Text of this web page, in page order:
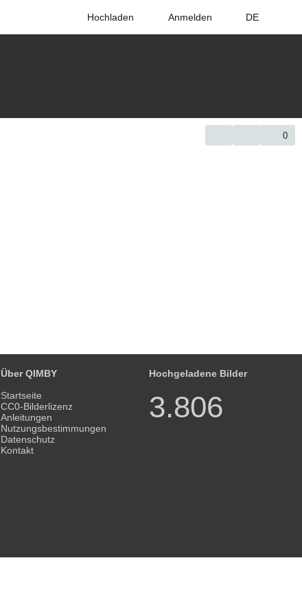
Hochladen Anmelden DE
0
Über QIMBY
Startseite
CC0-Bilderlizenz
Anleitungen
Nutzungsbestimmungen
Datenschutz
Kontakt
Hochgeladene Bilder
3.806